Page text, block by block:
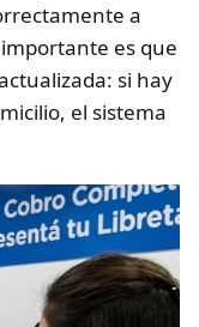
a
es que
si hay
el sistema